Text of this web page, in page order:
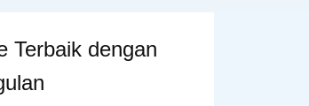
Terbaik dengan